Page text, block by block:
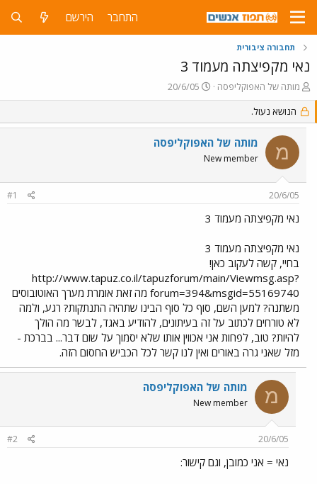
התחבר הירשם
תחבורה ציבורית
נאי מקפיצתה מעמוד 3
פ
ו
ת
ח
נ
מותה של האפוקליפסה
פ
ו
ס
ם
ב
20/6/05
הנושא נעול.
מ מותה של האפוקליפסה
New member
20/6/05
#1
נאי מקפיצתה מעמוד 3
נאי מקפיצתה מעמוד 3
בחיי, קשה לעקוב כאן!
http://www.tapuz.co.il/tapuzforum/main/Viewmsg.asp?
forum=394&msgid=55169740 מה זאת אומרת מערך האוטובוסים
משתנה? למען השם, סוף כל סוף הבינו שתהיה התנתקות? רגע, ולמה
לא טורחים לכתוב על זה בעיתונים, להודיע באגד, לבשר מה הולך
להיות? טוב, לפחות אני אכווין אותו שלא יסמוך על שום דבר... בברכת -
מזל שאני גרה באורים ואין לנו קשר לכל הכביש החסום הזה.
מ מותה של האפוקליפסה
New member
20/6/05
#2
נאי = אני כמובן, וגם קישור: